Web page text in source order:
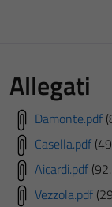
Allegati
Damonte.pdf
Casella.pdf
Aicardi.pdf
Vezzola.pdf